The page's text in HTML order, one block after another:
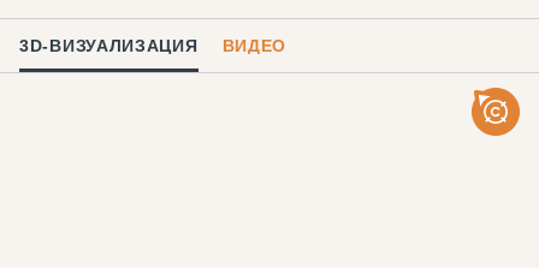
3D-ВИЗУАЛИЗАЦИЯ ВИДЕО